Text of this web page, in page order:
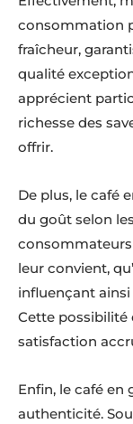
consommation
fraîcheur,
qualité
apprécient
richesse des
offrir.
De plus, le café
du goût selon
leur convient,
influençant
Cette possibilité
satisfaction
Enfin, le café en
authenticité.